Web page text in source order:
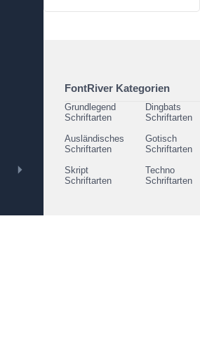
FontRiver Kategorien
Grundlegend
Schriftarten
Dingbats
Schriftarten
Ausländisches
Schriftarten
Gotisch
Schriftarten
Skript
Schriftarten
Techno
Schriftarten